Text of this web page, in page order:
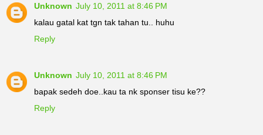
Unknown July 10, 2011 at 8:46 PM
kalau gatal kat tgn tak tahan tu.. huhu
Reply
Unknown July 10, 2011 at 8:46 PM
bapak sedeh doe..kau ta nk sponser tisu ke??
Reply